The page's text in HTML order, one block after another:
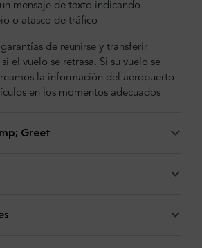
mensaje de texto indicando
o atasco de tráfico
de reunirse y transferir
el vuelo se retrasa. Si su vuelo se
la información del aeropuerto
en los momentos adecuados
Greet